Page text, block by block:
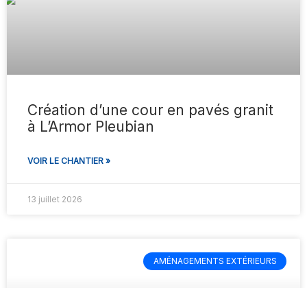
Création d’une cour en pavés granit
à L’Armor Pleubian
VOIR LE CHANTIER »
13 juillet 2026
AMÉNAGEMENTS EXTÉRIEURS